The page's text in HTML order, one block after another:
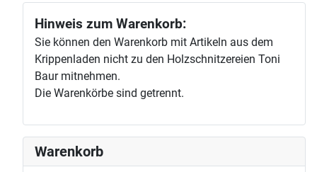
Hinweis zum Warenkorb:
Sie können den Warenkorb mit Artikeln aus dem
Krippenladen nicht zu den Holzschnitzereien Toni
Baur mitnehmen.
Die Warenkörbe sind getrennt.
Warenkorb